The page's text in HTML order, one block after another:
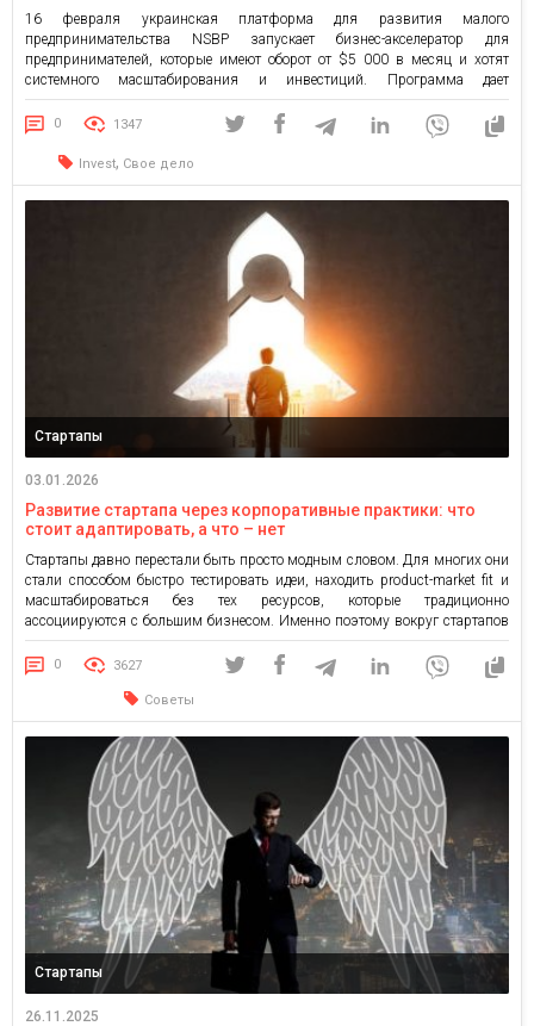
16 февраля украинская платформа для развития малого
предпринимательства NSBP запускает бизнес-акселератор для
предпринимателей, которые имеют оборот от $5 000 в месяц и хотят
системного масштабирования и инвестиций. Программа дает
возможность получить стипендию на обучение (30-100%) и привлечь
инвестиции от ангелов платформы. NSBP — пространство для развития
малого бизнеса, где предприниматели получают знания, менторскую
поддержку, доступ […]
0 1347
Invest, Свое дело
Стартапы
03.01.2026
Развитие стартапа через корпоративные практики: что
стоит адаптировать, а что – нет
Стартапы давно перестали быть просто модным словом. Для многих они
стали способом быстро тестировать идеи, находить product-market fit и
масштабироваться без тех ресурсов, которые традиционно
ассоциируются с большим бизнесом. Именно поэтому вокруг стартапов
сформировался устойчивый миф: будто развитие стартапа и
управление большой компанией – это две принципиально разные
реальности, которые почти не пересекаются. Я тоже […]
0 3627
Советы
Стартапы
26.11.2025